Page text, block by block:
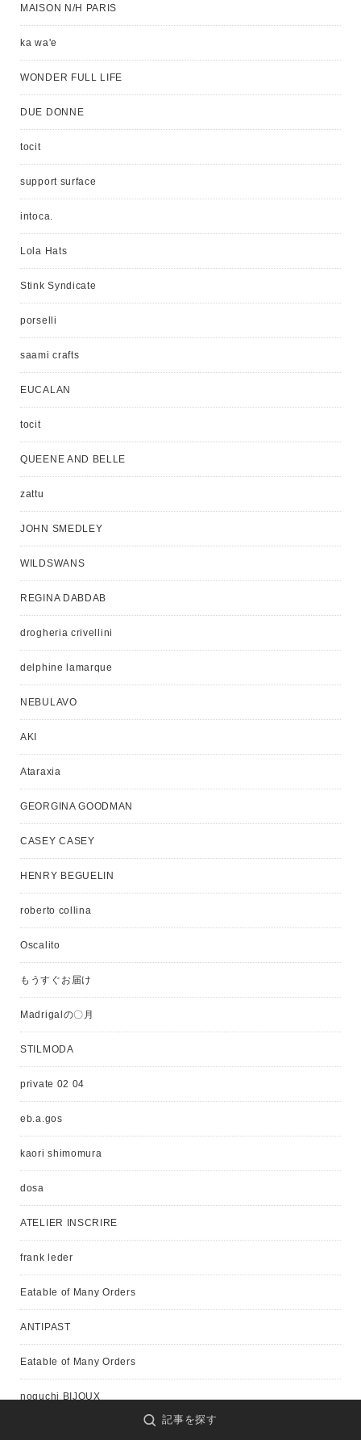
MAISON N/H PARIS
ka wa'e
WONDER FULL LIFE
DUE DONNE
tocit
support surface
intoca.
Lola Hats
Stink Syndicate
porselli
saami crafts
EUCALAN
tocit
QUEENE AND BELLE
zattu
JOHN SMEDLEY
WILDSWANS
REGINA DABDAB
drogheria crivellini
delphine lamarque
NEBULAVO
AKI
Ataraxia
GEORGINA GOODMAN
CASEY CASEY
HENRY BEGUELIN
roberto collina
Oscalito
もうすぐお届け
Madrigalの〇月
STILMODA
private 02 04
eb.a.gos
kaori shimomura
dosa
ATELIER INSCRIRE
frank leder
Eatable of Many Orders
ANTIPAST
Eatable of Many Orders
noguchi BIJOUX
記事を探す